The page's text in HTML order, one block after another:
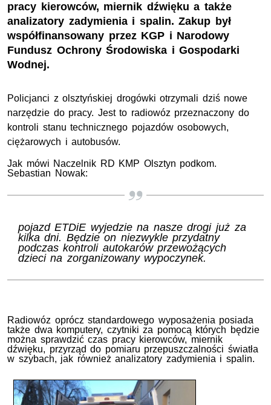
pracy kierowców, miernik dźwięku a także
analizatory zadymienia i spalin. Zakup był
współfinansowany przez KGP i Narodowy
Fundusz Ochrony Środowiska i Gospodarki
Wodnej.
Policjanci z olsztyńskiej drogówki otrzymali dziś nowe
narzędzie do pracy. Jest to radiowóz przeznaczony do
kontroli stanu technicznego pojazdów osobowych,
ciężarowych i autobusów.
Jak mówi Naczelnik RD KMP Olsztyn podkom.
Sebastian Nowak:
pojazd ETDiE wyjedzie na nasze drogi już za
kilka dni. Będzie on niezwykle przydatny
podczas kontroli autokarów przewożących
dzieci na zorganizowany wypoczynek.
Radiowóz oprócz standardowego wyposażenia posiada
także dwa komputery, czytniki za pomocą których będzie
można sprawdzić czas pracy kierowców, miernik
dźwięku, przyrząd do pomiaru przepuszczalności światła
w szybach, jak również analizatory zadymienia i spalin.